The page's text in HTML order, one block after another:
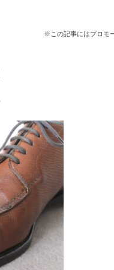
※この記事にはプロモ